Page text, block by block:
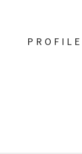
PROFILE